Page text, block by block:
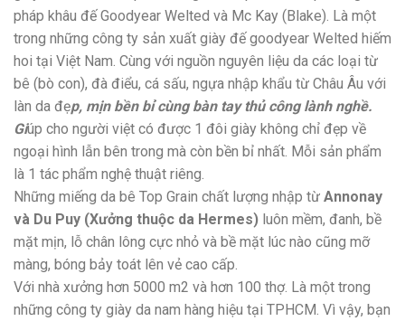
pháp khâu đế Goodyear Welted và Mc Kay (Blake). Là một
trong những công ty sản xuất giày đế goodyear Welted hiếm
hoi tại Việt Nam. Cùng với nguồn nguyên liệu da các loại từ
bê (bò con), đà điểu, cá sấu, ngựa nhập khẩu từ Châu Âu với
làn da đẹp, mịn bền bỉ cùng bàn tay thủ công lành nghề.
Giúp cho người việt có được 1 đôi giày không chỉ đẹp về
ngoại hình lẫn bên trong mà còn bền bỉ nhất. Mỗi sản phẩm
là 1 tác phẩm nghệ thuật riêng.
Những miếng da bê Top Grain chất lượng nhập từ Annonay
và Du Puy (Xưởng thuộc da Hermes) luôn mềm, đanh, bề
mặt mịn, lỗ chân lông cực nhỏ và bề mặt lúc nào cũng mỡ
màng, bóng bảy toát lên vẻ cao cấp.
Với nhà xưởng hơn 5000 m2 và hơn 100 thợ. Là một trong
những công ty giày da nam hàng hiệu tại TPHCM. Vì vậy, bạn